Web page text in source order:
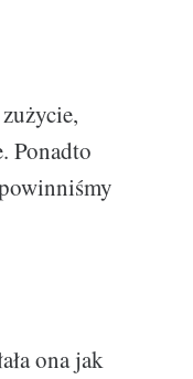
Ponadto
ona jak